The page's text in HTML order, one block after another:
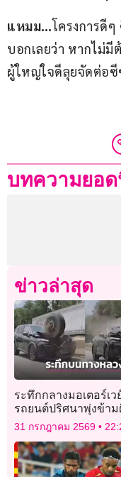
แหมม…โครงการดี
บอกเลยว่า หากไม่มี
ผู้ใหญ่ใจดีลุยจัดต่อซี
บทความยอ
ข่าวล่าสุด
ระทึกกลางมอเตอร์เว
รถยนต์ปริศนาพุ่งข้าม
กระจกหน้ารถเอสยูวี
31 กรกฎาคม 2569